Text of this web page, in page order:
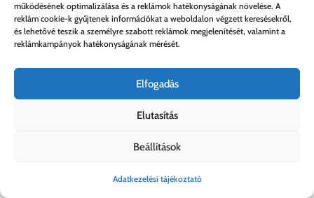
működésének optimalizálása és a reklámok hatékonyságának növelése. A
reklám cookie-k gyűjtenek információkat a weboldalon végzett keresésekről,
és lehetővé teszik a személyre szabott reklámok megjelenítését, valamint a
reklámkampányok hatékonyságának mérését.
Elfogadás
Elutasítás
Beállítások
Adatkezelési tájékoztató
Kovács András e.v. | 57357889-1-33